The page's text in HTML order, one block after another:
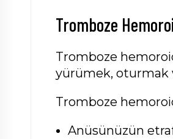
Tromboze
Tromboze
yürümek, oturmak
Tromboze
Anüsünüzün